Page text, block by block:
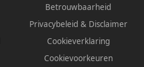
Betrouwbaarheid
Privacybeleid & Disclaimer
Cookieverklaring
Cookievoorkeuren